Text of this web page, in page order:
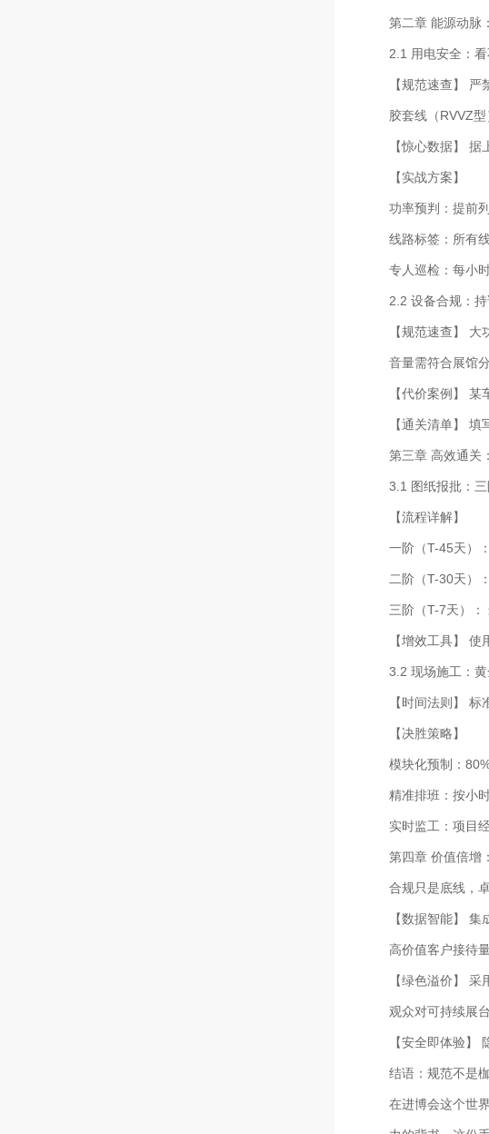
第二章 能源动脉
2.1 用电安全：
【规范速查】
胶套线（RVVZ
【惊心数据】
【实战方案】
功率预判：提前
线路标签：所有
专人巡检：每小
2.2 设备合规：
【规范速查】
音量需符合展馆
【代价案例】
【通关清单】
第三章 高效通关
3.1 图纸报批：
【流程详解】
一阶（T-45天）
二阶（T-30天）
三阶（T-7天）：
【增效工具】
3.2 现场施工：
【时间法则】
【决胜策略】
模块化预制：
精准排班：按小
实时监工：项目
第四章 价值倍增
合规只是底线，
【数据智能】
高价值客户接待量
【绿色溢价】
观众对可持续展
【安全即体验】
结语：规范不是
在进博会这个世